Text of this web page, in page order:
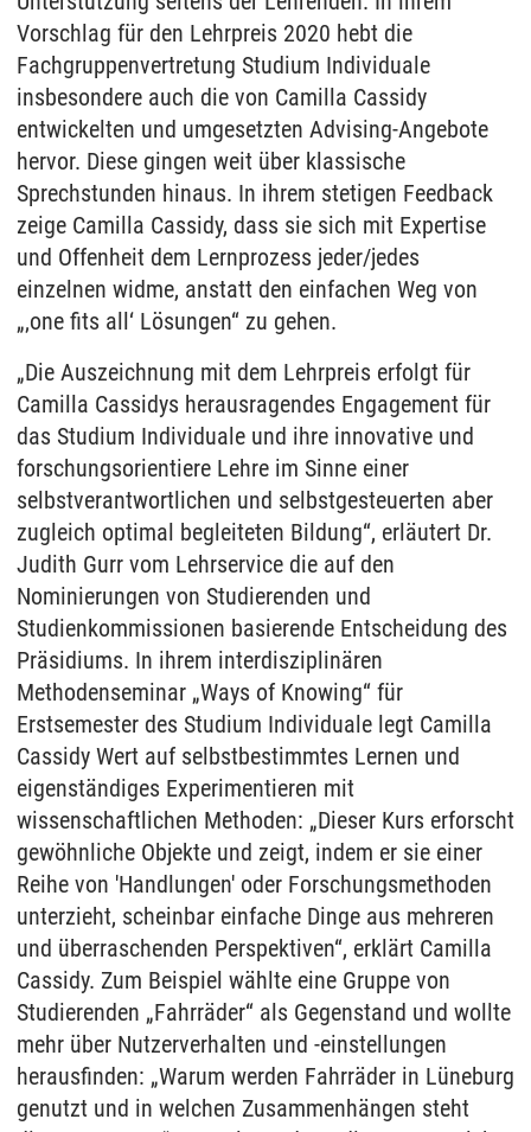
Vorschlag für den Lehrpreis 2020 hebt die
Fachgruppenvertretung Studium Individuale
insbesondere auch die von Camilla Cassidy
entwickelten und umgesetzten Advising-Angebote
hervor. Diese gingen weit über klassische
Sprechstunden hinaus. In ihrem stetigen Feedback
zeige Camilla Cassidy, dass sie sich mit Expertise
und Offenheit dem Lernprozess jeder/jedes
einzelnen widme, anstatt den einfachen Weg von
„‚one fits all‘ Lösungen“ zu gehen.
„Die Auszeichnung mit dem Lehrpreis erfolgt für
Camilla Cassidys herausragendes Engagement für
das Studium Individuale und ihre innovative und
forschungsorientiere Lehre im Sinne einer
selbstverantwortlichen und selbstgesteuerten aber
zugleich optimal begleiteten Bildung“, erläutert Dr.
Judith Gurr vom Lehrservice die auf den
Nominierungen von Studierenden und
Studienkommissionen basierende Entscheidung des
Präsidiums. In ihrem interdisziplinären
Methodenseminar „Ways of Knowing“ für
Erstsemester des Studium Individuale legt Camilla
Cassidy Wert auf selbstbestimmtes Lernen und
eigenständiges Experimentieren mit
wissenschaftlichen Methoden: „Dieser Kurs erforscht
gewöhnliche Objekte und zeigt, indem er sie einer
Reihe von 'Handlungen' oder Forschungsmethoden
unterzieht, scheinbar einfache Dinge aus mehreren
und überraschenden Perspektiven“, erklärt Camilla
Cassidy. Zum Beispiel wählte eine Gruppe von
Studierenden „Fahrräder“ als Gegenstand und wollte
mehr über Nutzerverhalten und -einstellungen
herausfinden: „Warum werden Fahrräder in Lüneburg
genutzt und in welchen Zusammenhängen steht